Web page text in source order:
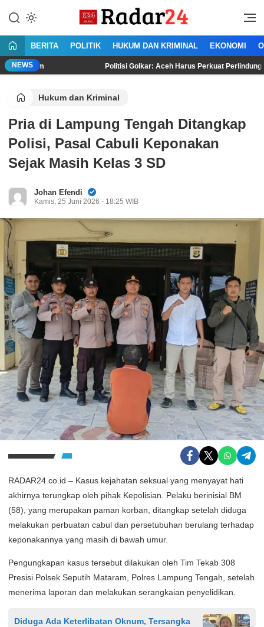
konten
Radar24.co.id
Jujur Lantang Bersuara
BERITA POLITIK HUKUM DAN KRIMINAL EKONOMI
NEWS Politisi Golkar: Aceh Harus Perkuat Perlindungan HAM
Hukum dan Kriminal
Pria di Lampung Tengah Ditangkap
Polisi, Pasal Cabuli Keponakan
Sejak Masih Kelas 3 SD
Johan Efendi
Kamis, 25 Juni 2026 - 18:25 WIB
RADAR24.co.id – Kasus kejahatan seksual yang menyayat hati
akhirnya terungkap oleh pihak Kepolisian. Pelaku berinisial BM
(58), yang merupakan paman korban, ditangkap setelah diduga
melakukan perbuatan cabul dan persetubuhan berulang terhadap
keponakannya yang masih di bawah umur.
Pengungkapan kasus tersebut dilakukan oleh Tim Tekab 308
Presisi Polsek Seputih Mataram, Polres Lampung Tengah, setelah
menerima laporan dan melakukan serangkaian penyelidikan.
Diduga Ada Keterlibatan Oknum, Tersangka